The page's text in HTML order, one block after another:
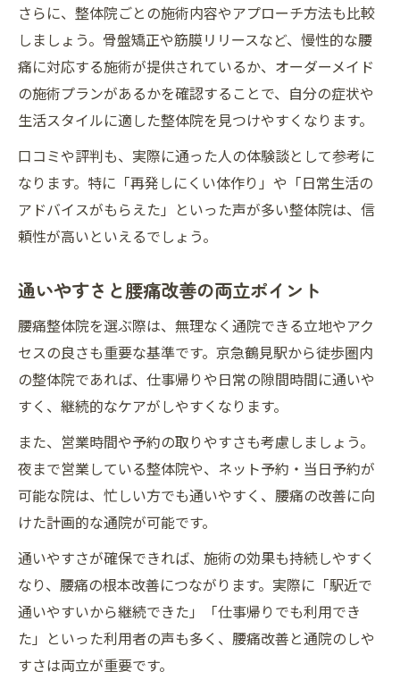
腰痛に強い整体師の見極めポイントとは
骨盤矯正が腰痛再発予防につながる仕組み
骨盤矯正が腰痛再発防止に有効な理由
腰痛と骨盤バランスの関係を正しく理解
腰痛再発を防ぐ骨盤ケアの重要性とは
腰痛整体で骨盤矯正を受けるメリット解説
通いやすい整体院で腰痛対策を日常に取り入れ
腰痛整体を日常生活に無理なく取り入れる
コツ
腰痛対策は通いやすい整体院選びが鍵
腰痛予防のための整体通院の続け方ガイド
腰痛整体で日常ケアを習慣化するポイント
腰痛整体院と連携した生活改善のすすめ
腰痛整体で健康な体づくりを今から始めよう
腰痛整体で始める健康な体づくりの第一歩
腰痛改善から全身の健康維持へつなげよう
腰痛整体の継続受診が健康に与える効果
腰痛対策で日常生活を快適に変える秘訣
腰痛整体で再発しない体を目指す方法
さらに、整体院ごとの施術内容やアプローチ方法も比較
しましょう。骨盤矯正や筋膜リリースなど、慢性的な腰
痛に対応する施術が提供されているか、オーダーメイド
の施術プランがあるかを確認することで、自分の症状や
生活スタイルに適した整体院を見つけやすくなります。
口コミや評判も、実際に通った人の体験談として参考に
なります。特に「再発しにくい体作り」や「日常生活の
アドバイスがもらえた」といった声が多い整体院は、信
頼性が高いといえるでしょう。
通いやすさと腰痛改善の両立ポイント
腰痛整体院を選ぶ際は、無理なく通院できる立地やアク
セスの良さも重要な基準です。京急鶴見駅から徒歩圏内
の整体院であれば、仕事帰りや日常の隙間時間に通いや
すく、継続的なケアがしやすくなります。
また、営業時間や予約の取りやすさも考慮しましょう。
夜まで営業している整体院や、ネット予約・当日予約が
可能な院は、忙しい方でも通いやすく、腰痛の改善に向
けた計画的な通院が可能です。
通いやすさが確保できれば、施術の効果も持続しやすく
なり、腰痛の根本改善につながります。実際に「駅近で
通いやすいから継続できた」「仕事帰りでも利用でき
た」といった利用者の声も多く、腰痛改善と通院のしや
すさは両立が重要です。